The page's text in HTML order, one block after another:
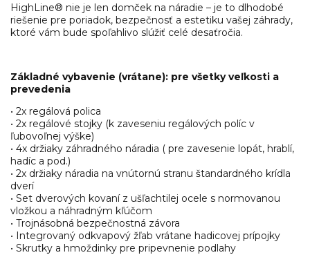
HighLine® nie je len domček na náradie – je to dlhodobé
riešenie pre poriadok, bezpečnosť a estetiku vašej záhrady,
ktoré vám bude spoľahlivo slúžiť celé desaťročia.
Základné vybavenie (vrátane): pre všetky veľkosti a
prevedenia
• 2x regálová polica
• 2x regálové stojky (k zaveseniu regálových políc v
ľubovoľnej výške)
• 4x držiaky záhradného náradia ( pre zavesenie lopát, hrablí,
hadíc a pod.)
• 2x držiaky náradia na vnútornú stranu štandardného krídla
dverí
• Set dverových kovaní z ušľachtilej ocele s normovanou
vložkou a náhradným kľúčom
• Trojnásobná bezpečnostná závora
• Integrovaný odkvapový žľab vrátane hadicovej prípojky
• Skrutky a hmoždinky pre pripevnenie podlahy